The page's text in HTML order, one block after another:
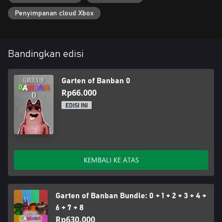
Penyimpanan cloud Xbox
Bandingkan edisi
Garten of Banban 0
Rp66.000
EDISI INI
KEMBALI KE ATAS
Garten of Banban Bundle: 0 + 1 + 2 + 3 + 4 +
6 + 7 + 8
Rp630.000